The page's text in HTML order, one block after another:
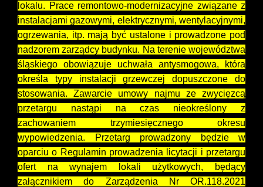
lokalu. Prace remontowo-modernizacyjne związane z
instalacjami gazowymi, elektrycznymi, wentylacyjnymi,
ogrzewania, itp. mają być ustalone i prowadzone pod
nadzorem zarządcy budynku. Na terenie województwa
śląskiego obowiązuje uchwała antysmogowa, która
określa typy instalacji grzewczej dopuszczone do
stosowania. Zawarcie umowy najmu ze zwycięzcą
przetargu nastąpi na czas nieokreślony z
zachowaniem trzymiesięcznego okresu
wypowiedzenia. Przetarg prowadzony będzie w
oparciu o Regulamin prowadzenia licytacji i przetargu
ofert na wynajem lokali użytkowych, będący
załącznikiem do Zarządzenia Nr OR.118.2021